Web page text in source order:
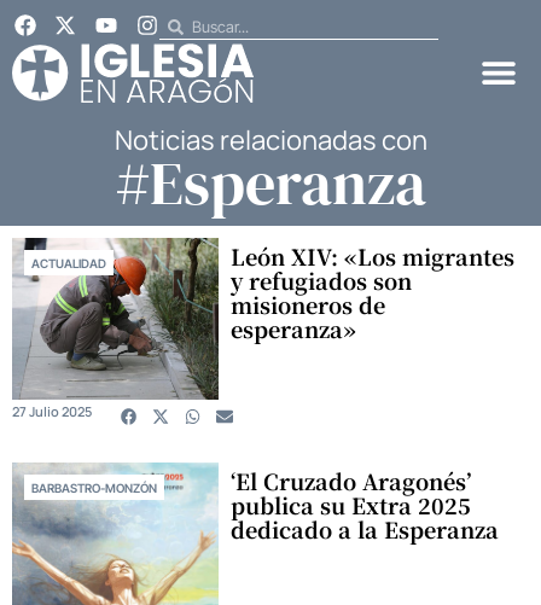
Noticias relacionadas con
#Esperanza
ACTUALIDAD León XIV: «Los migrantes
y refugiados son
misioneros de
esperanza»
27 Julio 2025
BARBASTRO-MONZÓN ‘El Cruzado Aragonés’
publica su Extra 2025
dedicado a la Esperanza